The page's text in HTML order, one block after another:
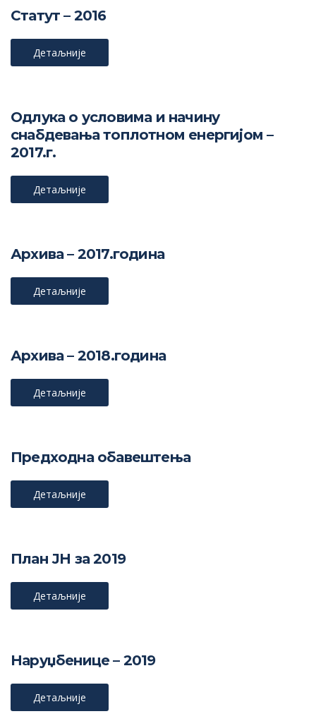
Статут – 2016
Детаљније
Одлука о условима и начину
снабдевања топлотном енергијом –
2017.г.
Детаљније
Архива – 2017.година
Детаљније
Архива – 2018.година
Детаљније
Предходна обавештења
Детаљније
План ЈН за 2019
Детаљније
Наруџбенице – 2019
Детаљније